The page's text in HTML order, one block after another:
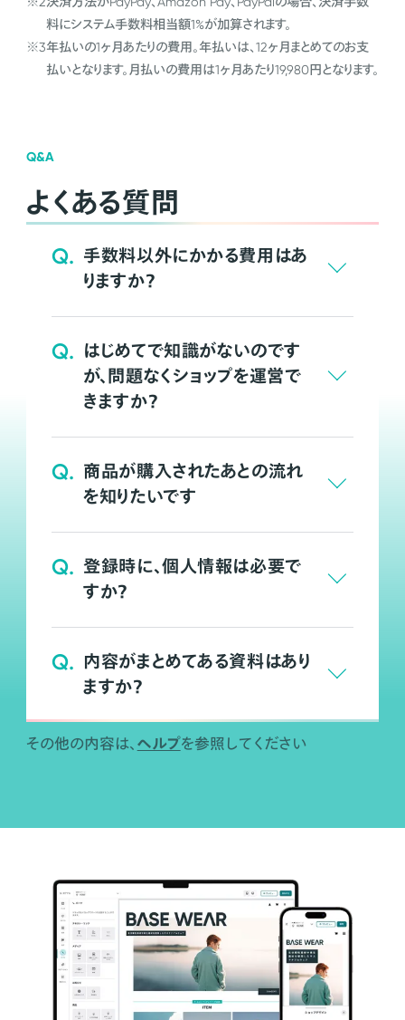
料にシステム手数料相当額1%が加算されます。
※3年払いの1ヶ月あたりの費用。年払いは、12ヶ月まとめてのお支
払いとなります。月払いの費用は1ヶ月あたり19,980円となります。
Q&A
よくある質問
Q. 手数料以外にかかる費用はあ
りますか？
Q. はじめてで知識がないのです
が、問題なくショップを運営で
きますか？
Q. 商品が購入されたあとの流れ
を知りたいです
Q. 登録時に、個人情報は必要で
すか？
Q. 内容がまとめてある資料はあり
ますか？
その他の内容は、 ヘルプを参照してください